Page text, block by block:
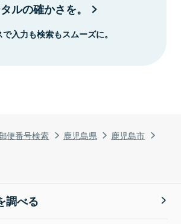
便番号検索 鹿児島県
鹿児島市
ルの確かさを。
入力も検索もスムーズに。
調べる